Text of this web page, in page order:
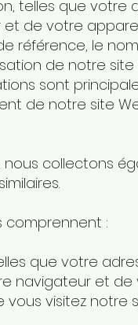
telles que votre
de votre
référence, le
de notre
sont
de notre site
collectons
comprennent :
que votre
navigateur et de
visitez notre